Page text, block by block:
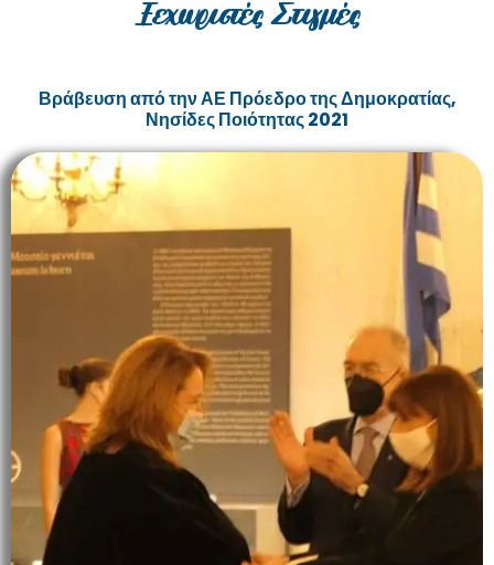
Ξεχωριστές Στιγμές
Βράβευση από την ΑΕ Πρόεδρο της Δημοκρατίας,
Νησίδες Ποιότητας 2021